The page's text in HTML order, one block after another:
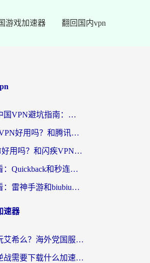
游戏加速器 翻回国内vpn
海外党连中国VPN避坑指南：如何选到真正能无缝刷国内资源的加速器？
快帆TV版VPN好用吗？和腾讯VPN对比哪个回国效果更好？海外党必看的真实体验指南
Malus VPN好用吗？和闪疾VPN对比哪个回国效果更好？海外华人的实用避坑指南
海外党必看：Quickback和秒连好用吗？3步选对回国加速器，无缝刷国内资源
海外党必看：雷神手游和biubiu好用吗？3招选对回国加速器无缝刷国内资源
速器
国外可以玩艾希么？海外党国服游戏畅玩终极指南（附加速器选择秘籍）
在国外玩逆战需要下载什么加速器呢？海外党亲测有效的国服游戏加速指南